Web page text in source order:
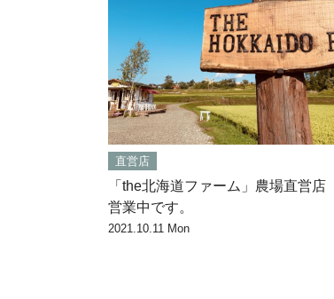
直営店
「the北海道ファーム」農場直営店
営業中です。
2021.10.11 Mon